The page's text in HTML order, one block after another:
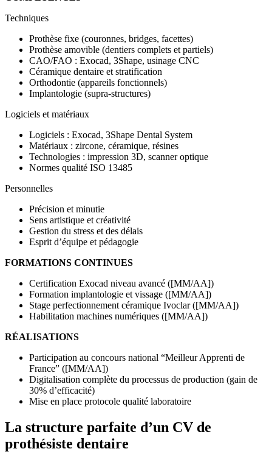
Techniques
Prothèse fixe (couronnes, bridges, facettes)
Prothèse amovible (dentiers complets et partiels)
CAO/FAO : Exocad, 3Shape, usinage CNC
Céramique dentaire et stratification
Orthodontie (appareils fonctionnels)
Implantologie (supra-structures)
Logiciels et matériaux
Logiciels : Exocad, 3Shape Dental System
Matériaux : zircone, céramique, résines
Technologies : impression 3D, scanner optique
Normes qualité ISO 13485
Personnelles
Précision et minutie
Sens artistique et créativité
Gestion du stress et des délais
Esprit d’équipe et pédagogie
FORMATIONS CONTINUES
Certification Exocad niveau avancé ([MM/AA])
Formation implantologie et vissage ([MM/AA])
Stage perfectionnement céramique Ivoclar ([MM/AA])
Habilitation machines numériques ([MM/AA])
RÉALISATIONS
Participation au concours national “Meilleur Apprenti de
France” ([MM/AA])
Digitalisation complète du processus de production (gain de
30% d’efficacité)
Mise en place protocole qualité laboratoire
La structure parfaite d’un CV de
prothésiste dentaire